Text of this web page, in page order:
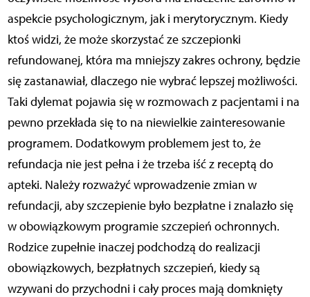
aspekcie psychologicznym, jak i merytorycznym. Kiedy
ktoś widzi, że może skorzystać ze szczepionki
refundowanej, która ma mniejszy zakres ochrony, będzie
się zastanawiał, dlaczego nie wybrać lepszej możliwości.
Taki dylemat pojawia się w rozmowach z pacjentami i na
pewno przekłada się to na niewielkie zainteresowanie
programem. Dodatkowym problemem jest to, że
refundacja nie jest pełna i że trzeba iść z receptą do
apteki. Należy rozważyć wprowadzenie zmian w
refundacji, aby szczepienie było bezpłatne i znalazło się
w obowiązkowym programie szczepień ochronnych.
Rodzice zupełnie inaczej podchodzą do realizacji
obowiązkowych, bezpłatnych szczepień, kiedy są
wzywani do przychodni i cały proces mają domknięty